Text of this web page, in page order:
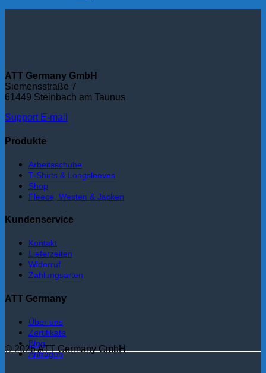
ATT Germany GmbH
Siemensstraße 7
61449 Steinbach am Taunus
Support E-mail
Produkte
Arbeitsschuhe
T-Shirts & Longsleeves
Shop
Fleece, Westen & Jacken
Kundenservice
Kontakt
Lieferzeiten
Widerruf
Zahlungsarten
ATT Germany
Über uns
Zertifikate
Blog
Anfragen
© 2026 ATT Germany GmbH